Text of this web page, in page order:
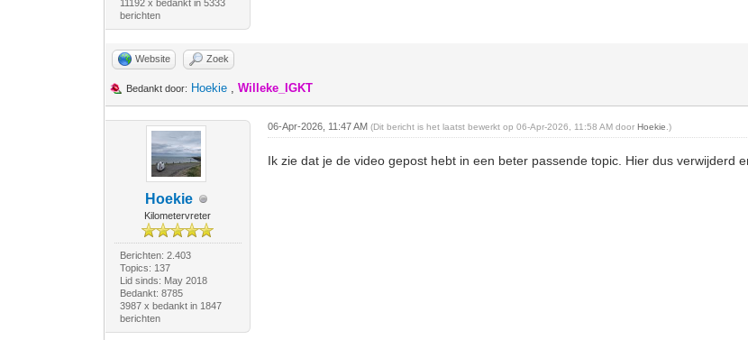
11192 x bedankt in 5333
berichten
Website Zoek
Bedankt door: Hoekie ,Willeke_IGKT
Hoekie
Kilometervreter
Berichten: 2.403
Topics: 137
Lid sinds: May 2018
Bedankt: 8785
3987 x bedankt in 1847
berichten
06-Apr-2026, 11:47 AM(Dit bericht is het laatst bewerkt op 06-Apr-2026, 11:58 AM doorHoekie .)
Ik zie dat je de video gepost hebt in een beter passende topic. Hier dus verwijderd